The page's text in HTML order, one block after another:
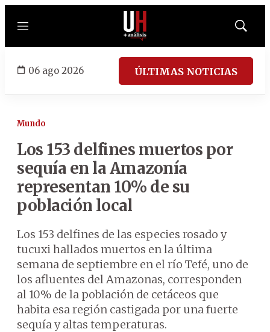
Menú
Mostrar
06 ago 2026 ÚLTIMAS NOTICIAS
Mundo
Los 153 delfines muertos por
sequía en la Amazonía
representan 10% de su
población local
Los 153 delfines de las especies rosado y
tucuxi hallados muertos en la última
semana de septiembre en el río Tefé, uno de
los afluentes del Amazonas, corresponden
al 10% de la población de cetáceos que
habita esa región castigada por una fuerte
sequía y altas temperaturas.